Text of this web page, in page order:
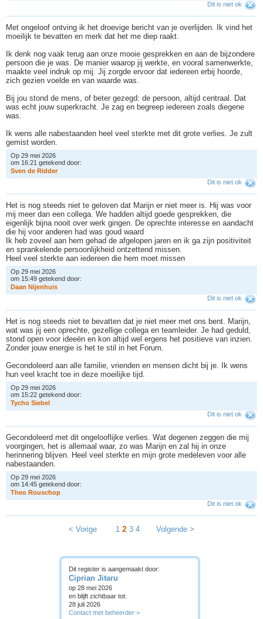
Dit is niet ok
Met ongeloof ontving ik het droevige bericht van je overlijden. Ik vind het
moeilijk te bevatten en merk dat het me diep raakt.
Ik denk nog vaak terug aan onze mooie gesprekken en aan de bijzondere
persoon die je was. De manier waarop jij werkte, en vooral samenwerkte,
maakte veel indruk op mij. Jij zorgde ervoor dat iedereen erbij hoorde,
zich gezien voelde en van waarde was.
Bij jou stond de mens, of beter gezegd: de persoon, altijd centraal. Dat
was echt jouw superkracht. Je zag en begreep iedereen zoals diegene
was.
Ik wens alle nabestaanden heel veel sterkte met dit grote verlies. Je zult
gemist worden.
Op 29 mei 2026
om 16:21 getekend door:
Sven de Ridder
Dit is niet ok
Het is nog steeds niet te geloven dat Marijn er niet meer is. Hij was voor
mij meer dan een collega. We hadden altijd goede gesprekken, die
eigenlijk bijna nooit over werk gingen. De oprechte interesse en aandacht
die hij voor anderen had was goud waard
Ik heb zoveel aan hem gehad de afgelopen jaren en ik ga zijn positiviteit
en sprankelende persoonlijkheid ontzettend missen.
Heel veel sterkte aan iedereen die hem moet missen
Op 29 mei 2026
om 15:49 getekend door:
Daan Nijenhuis
Dit is niet ok
Het is nog steeds niet te bevatten dat je niet meer met ons bent. Marijn,
wat was jij een oprechte, gezellige collega en teamleider. Je had geduld,
stond open voor ideeën en kon altijd wel ergens het positieve van inzien.
Zonder jouw energie is het te stil in het Forum.
Gecondoleerd aan alle familie, vrienden en mensen dicht bij je. Ik wens
hun veel kracht toe in deze moeilijke tijd.
Op 29 mei 2026
om 15:22 getekend door:
Tycho Siebel
Dit is niet ok
Gecondoleerd met dit ongelooflijke verlies. Wat degenen zeggen die mij
voorgingen, het is allemaal waar, zo was Marijn en zal hij in onze
herinnering blijven. Heel veel sterkte en mijn grote medeleven voor alle
nabestaanden.
Op 29 mei 2026
om 14:45 getekend door:
Theo Rouschop
Dit is niet ok
< Vorige 1 2 3 4 Volgende >
Dit register is aangemaakt door:
Ciprian Jitaru
op 28 mei 2026
en blijft zichtbaar tot:
28 juli 2026
Contact met beheerder >